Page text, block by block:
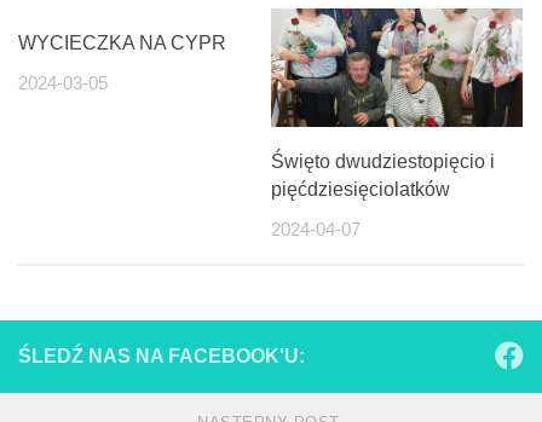
WYCIECZKA NA CYPR
2024-03-05
Święto dwudziestopięcio i
pięćdziesięciolatków
2024-04-07
ŚLEDŹ NAS NA FACEBOOK'U: